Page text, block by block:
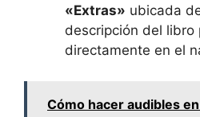
«Extras» ubicada
descripción del libro
directamente en el
Cómo hacer audibles